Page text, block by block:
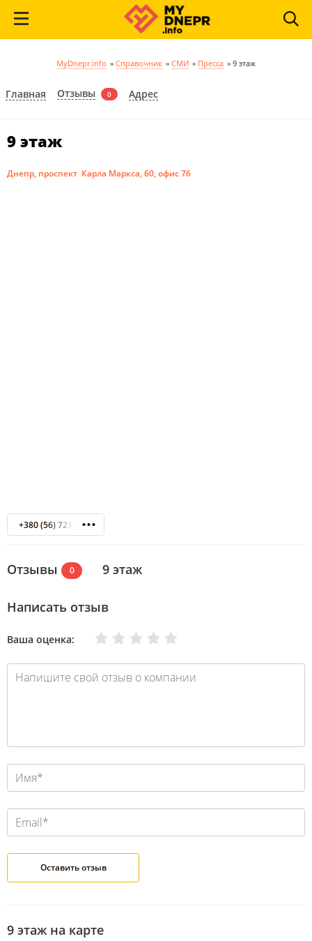
MyDnepr.info » Справочник » СМИ » Пресса » 9 этаж
Главная Отзывы 0 Адрес
9 этаж
Днепр, проспект Карла Маркса, 60, офис 76
+380 (56) 721-94-69
Отзывы 0 9 этаж
Написать отзыв
Ваша оценка: Отлично
Хорошо
Нормально
Плохо
Очень плохо
9 этаж на карте